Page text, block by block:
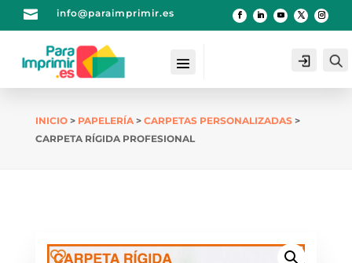
 info@paraimprimir.es
Login
INICIO> PAPELERÍA> CARPETAS PERSONALIZADAS>
CARPETA RÍGIDA PROFESIONAL